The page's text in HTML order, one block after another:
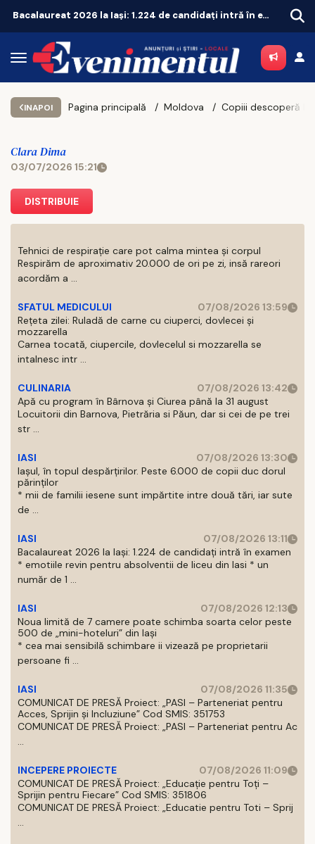
Bacalaureat 2026 la Iași: 1.224 de candidați intră în examen
INAPOI Pagina principală Moldova
Clara Dima
03/07/2026 15:21
DISTRIBUIE
Tehnici de respirație care pot calma mintea și corpul
Respirăm de aproximativ 20.000 de ori pe zi, insă rareori
acordăm a ...
SFATUL MEDICULUI
07/08/2026 13:59
Rețeta zilei: Ruladă de carne cu ciuperci, dovlecei și
mozzarella
Carnea tocată, ciupercile, dovlecelul si mozzarella se
intalnesc intr ...
CULINARIA
07/08/2026 13:42
Apă cu program în Bârnova și Ciurea până la 31 august
Locuitorii din Barnova, Pietrăria si Păun, dar si cei de pe trei
str ...
IASI
07/08/2026 13:30
Iașul, în topul despărțirilor. Peste 6.000 de copii duc dorul
părinților
* mii de familii iesene sunt impărtite intre două tări, iar sute
de ...
IASI
07/08/2026 13:11
Bacalaureat 2026 la Iași: 1.224 de candidați intră în examen
* emotiile revin pentru absolventii de liceu din Iasi * un
număr de 1 ...
IASI
07/08/2026 12:13
Noua limită de 7 camere poate schimba soarta celor peste
500 de „mini-hoteluri” din Iași
* cea mai sensibilă schimbare ii vizează pe proprietarii
persoane fi ...
IASI
07/08/2026 11:35
COMUNICAT DE PRESĂ Proiect: „PASI – Parteneriat pentru
Acces, Sprijin și Incluziune” Cod SMIS: 351753
COMUNICAT DE PRESĂ Proiect: „PASI – Parteneriat pentru Ac
...
INCEPERE PROIECTE
07/08/2026 11:09
COMUNICAT DE PRESĂ Proiect: „Educație pentru Toți –
Sprijin pentru Fiecare” Cod SMIS: 351806
COMUNICAT DE PRESĂ Proiect: „Educatie pentru Toti – Sprij
...